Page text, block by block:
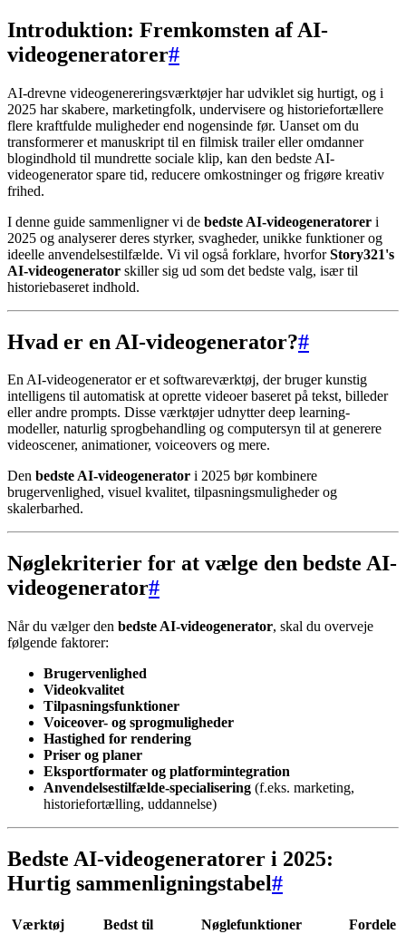
Introduktion: Fremkomsten af AI-
videogeneratorer#
AI-drevne videogenereringsværktøjer har udviklet sig hurtigt, og i
2025 har skabere, marketingfolk, undervisere og historiefortællere
flere kraftfulde muligheder end nogensinde før. Uanset om du
transformerer et manuskript til en filmisk trailer eller omdanner
blogindhold til mundrette sociale klip, kan den bedste AI-
videogenerator spare tid, reducere omkostninger og frigøre kreativ
frihed.
I denne guide sammenligner vi de bedste AI-videogeneratorer i
2025 og analyserer deres styrker, svagheder, unikke funktioner og
ideelle anvendelsestilfælde. Vi vil også forklare, hvorforStory321's
AI-videogenerator skiller sig ud som det bedste valg, især til
historiebaseret indhold.
Hvad er en AI-videogenerator?#
En AI-videogenerator er et softwareværktøj, der bruger kunstig
intelligens til automatisk at oprette videoer baseret på tekst, billeder
eller andre prompts. Disse værktøjer udnytter deep learning-
modeller, naturlig sprogbehandling og computersyn til at generere
videoscener, animationer, voiceovers og mere.
Den bedste AI-videogenerator i 2025 bør kombinere
brugervenlighed, visuel kvalitet, tilpasningsmuligheder og
skalerbarhed.
Nøglekriterier for at vælge den bedste AI-
videogenerator#
Når du vælger den bedste AI-videogenerator, skal du overveje
følgende faktorer:
Brugervenlighed
Videokvalitet
Tilpasningsfunktioner
Voiceover- og sprogmuligheder
Hastighed for rendering
Priser og planer
Eksportformater og platformintegration
Anvendelsestilfælde-specialisering (f.eks. marketing,
historiefortælling, uddannelse)
Bedste AI-videogeneratorer i 2025:
Hurtig sammenligningstabel#
Værktøj Bedst til Nøglefunktioner Fordele